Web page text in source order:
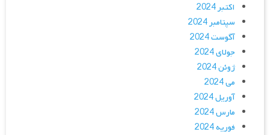
اکتبر 2024
سپتامبر 2024
آگوست 2024
جولای 2024
ژوئن 2024
می 2024
آوریل 2024
مارس 2024
فوریه 2024